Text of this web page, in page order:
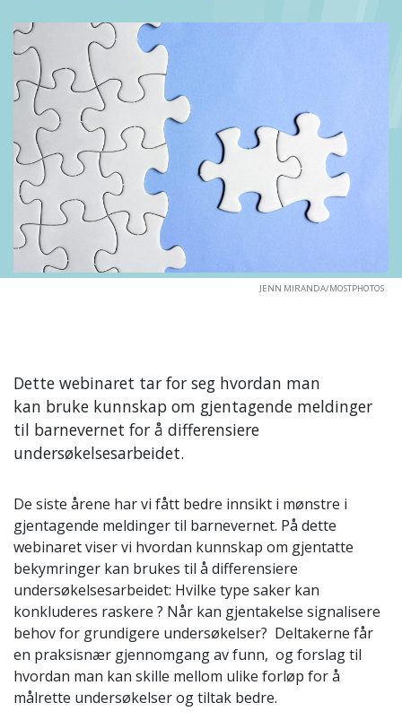
JENN MIRANDA/MOSTPHOTOS
Dette webinaret tar for seg hvordan man
kan bruke kunnskap om gjentagende meldinger
til barnevernet for å differensiere
undersøkelsesarbeidet.
De siste årene har vi fått bedre innsikt i mønstre i
gjentagende meldinger til barnevernet. På dette
webinaret viser vi hvordan kunnskap om gjentatte
bekymringer kan brukes til å differensiere
undersøkelsesarbeidet: Hvilke type saker kan
konkluderes raskere ? Når kan gjentakelse signalisere
behov for grundigere undersøkelser? Deltakerne får
en praksisnær gjennomgang av funn, og forslag til
hvordan man kan skille mellom ulike forløp for å
målrette undersøkelser og tiltak bedre.